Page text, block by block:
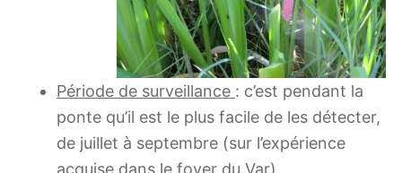
Période de surveillance : c’est pendant la
ponte qu’il est le plus facile de les détecter,
de juillet à septembre (sur l’expérience
acquise dans le foyer du Var).